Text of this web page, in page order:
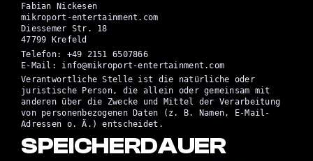
Fabian Nickesen
mikroport-entertainment.com
Diessemer Str. 18
47799 Krefeld
Telefon: +49 2151 6507866
E-Mail: info@mikroport-entertainment.com
Verantwortliche Stelle ist die natürliche oder
juristische Person, die allein oder gemeinsam mit
anderen über die Zwecke und Mittel der Verarbeitung
von personenbezogenen Daten (z. B. Namen, E-Mail-
Adressen o. Ä.) entscheidet.
SPEICHERDAUER